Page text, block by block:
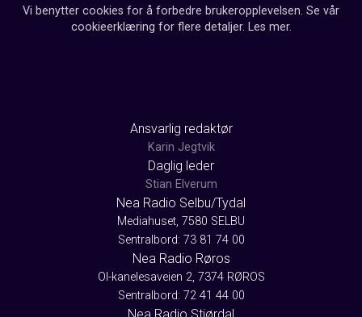
Vi benytter cookies for å forbedre brukeropplevelsen. Se vår
cookieerklæring for flere detaljer. Les mer.
Ansvarlig redaktør
Karin Jegtvik
Daglig leder
Stian Elverum
Nea Radio Selbu/Tydal
Mediahuset, 7580 SELBU
Sentralbord: 73 81 74 00
Nea Radio Røros
Ol-kanelesaveien 2, 7374 RØROS
Sentralbord: 72 41 44 00